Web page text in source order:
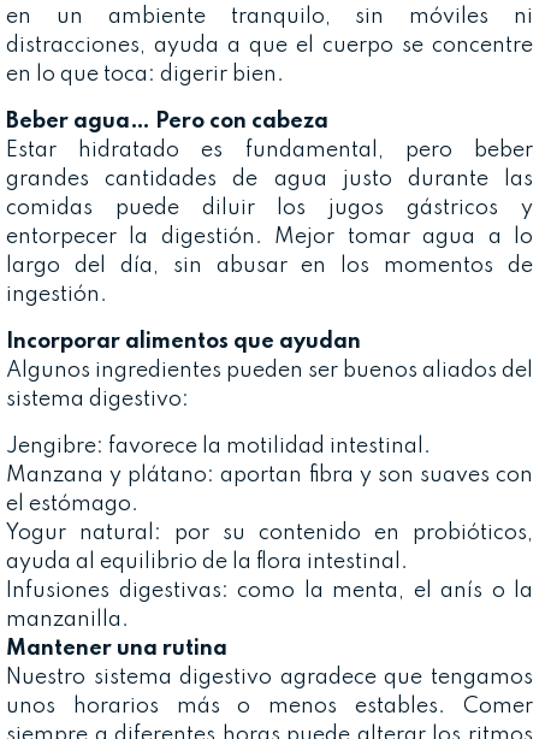
en un ambiente tranquilo, sin móviles ni
distracciones, ayuda a que el cuerpo se concentre
en lo que toca: digerir bien.
Beber agua… Pero con cabeza
Estar hidratado es fundamental, pero beber
grandes cantidades de agua justo durante las
comidas puede diluir los jugos gástricos y
entorpecer la digestión. Mejor tomar agua a lo
largo del día, sin abusar en los momentos de
ingestión.
Incorporar alimentos que ayudan
Algunos ingredientes pueden ser buenos aliados del
sistema digestivo:
Jengibre: favorece la motilidad intestinal.
Manzana y plátano: aportan fibra y son suaves con
el estómago.
Yogur natural: por su contenido en probióticos,
ayuda al equilibrio de la flora intestinal.
Infusiones digestivas: como la menta, el anís o la
manzanilla.
Mantener una rutina
Nuestro sistema digestivo agradece que tengamos
unos horarios más o menos estables. Comer